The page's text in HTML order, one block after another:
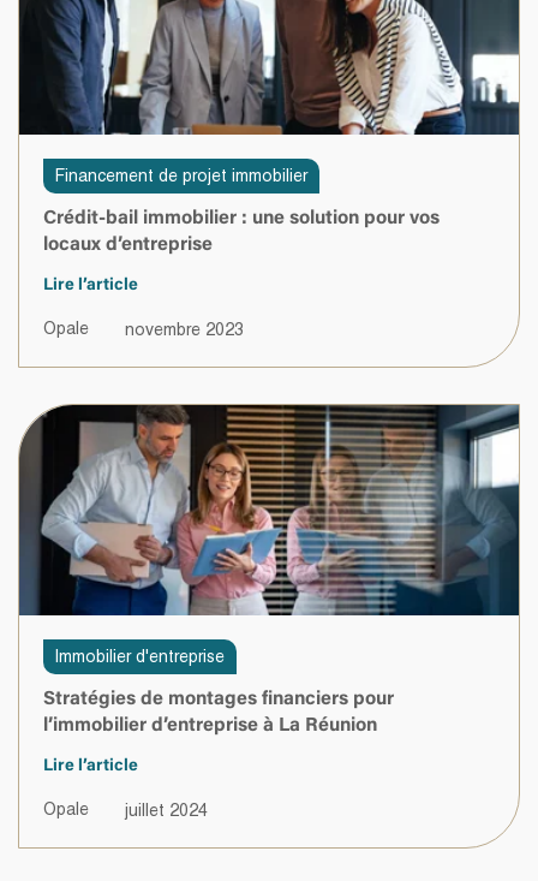
Financement de projet immobilier
Crédit-bail immobilier : une solution pour vos
locaux d’entreprise
Lire l’article
Opale novembre 2023
Immobilier d'entreprise
Stratégies de montages financiers pour
l’immobilier d’entreprise à La Réunion
Lire l’article
Opale juillet 2024